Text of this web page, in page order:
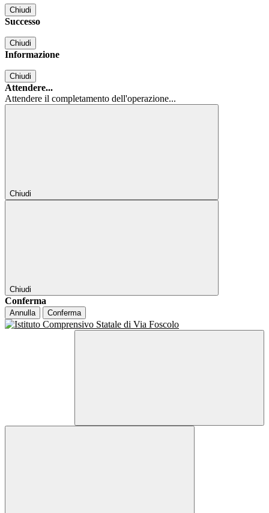
Chiudi
Successo
Chiudi
Informazione
Chiudi
Attendere...
Attendere il completamento dell'operazione...
Chiudi
Chiudi
Conferma
Annulla Conferma